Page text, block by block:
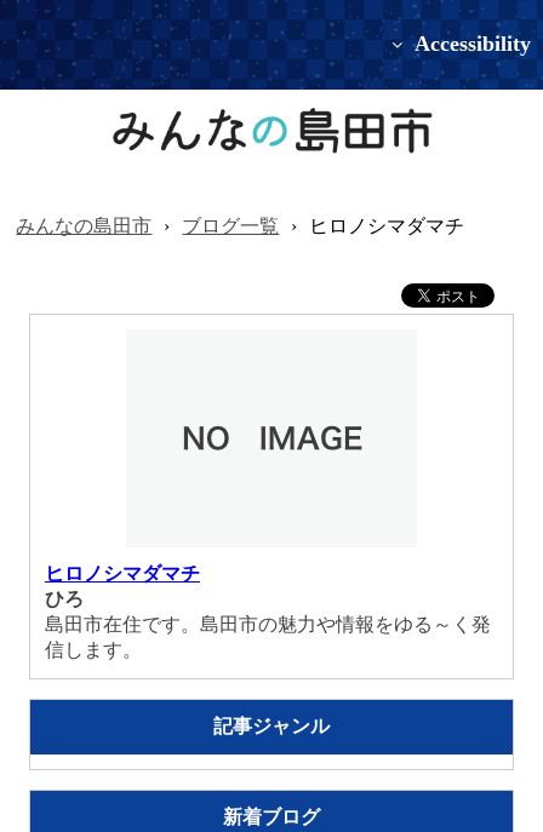
Accessibility
みんなの島田市 › ブログ一覧 › ヒロノシマダマチ
ヒロノシマダマチ
ひろ
島田市在住です。島田市の魅力や情報をゆる～く発
信します。
記事ジャンル
新着ブログ